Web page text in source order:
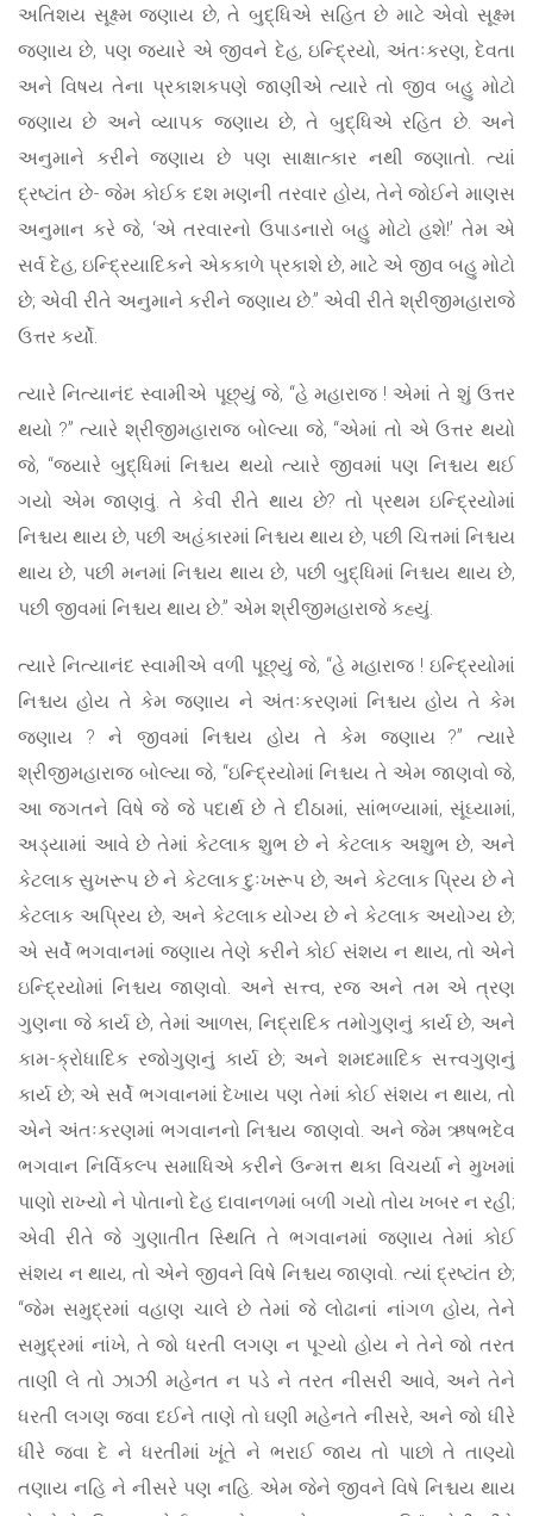
અતિશય સૂક્ષ્મ જણાય છે, તે બુદ્ધિએ સહિત છે માટે એવો સૂક્ષ્મ
જણાય છે, પણ જ્યારે એ જીવને દેહ, ઇન્દ્રિયો, અંતઃકરણ, દેવતા
અને વિષય તેના પ્રકાશકપણે જાણીએ ત્યારે તો જીવ બહુ મોટો
જણાય છે અને વ્યાપક જણાય છે, તે બુદ્ધિએ રહિત છે. અને
અનુમાને કરીને જણાય છે પણ સાક્ષાત્કાર નથી જણાતો. ત્યાં
દ્રષ્ટાંત છે- જેમ કોઈક દશ મણની તરવાર હોય, તેને જોઈને માણસ
અનુમાન કરે જે, ‘એ તરવારનો ઉપાડનારો બહુ મોટો હશે!’ તેમ એ
સર્વ દેહ, ઇન્દ્રિયાદિકને એકકાળે પ્રકાશે છે, માટે એ જીવ બહુ મોટો
છે; એવી રીતે અનુમાને કરીને જણાય છે.” એવી રીતે શ્રીજીમહારાજે
ઉત્તર કર્યો.
ત્યારે નિત્યાનંદ સ્વામીએ પૂછ્યું જે, “હે મહારાજ ! એમાં તે શું ઉત્તર
થયો ?” ત્યારે શ્રીજીમહારાજ બોલ્યા જે, “એમાં તો એ ઉત્તર થયો
જે, “જ્યારે બુદ્ધિમાં નિશ્ચય થયો ત્યારે જીવમાં પણ નિશ્ચય થઈ
ગયો એમ જાણવું. તે કેવી રીતે થાય છે? તો પ્રથમ ઇન્દ્રિયોમાં
નિશ્ચય થાય છે, પછી અહંકારમાં નિશ્ચય થાય છે, પછી ચિત્તમાં નિશ્ચય
થાય છે, પછી મનમાં નિશ્ચય થાય છે, પછી બુદ્ધિમાં નિશ્ચય થાય છે,
પછી જીવમાં નિશ્ચય થાય છે.” એમ શ્રીજીમહારાજે કહ્યું.
ત્યારે નિત્યાનંદ સ્વામીએ વળી પૂછ્યું જે, “હે મહારાજ ! ઇન્દ્રિયોમાં
નિશ્ચય હોય તે કેમ જણાય ને અંતઃકરણમાં નિશ્ચય હોય તે કેમ
જણાય ? ને જીવમાં નિશ્ચય હોય તે કેમ જણાય ?” ત્યારે
શ્રીજીમહારાજ બોલ્યા જે, “ઇન્દ્રિયોમાં નિશ્ચય તે એમ જાણવો જે,
આ જગતને વિષે જે જે પદાર્થ છે તે દીઠામાં, સાંભળ્યામાં, સૂંઘ્યામાં,
અડ્યામાં આવે છે તેમાં કેટલાક શુભ છે ને કેટલાક અશુભ છે, અને
કેટલાક સુખરૂપ છે ને કેટલાક દુઃખરૂપ છે, અને કેટલાક પ્રિય છે ને
કેટલાક અપ્રિય છે, અને કેટલાક યોગ્ય છે ને કેટલાક અયોગ્ય છે;
એ સર્વે ભગવાનમાં જણાય તેણે કરીને કોઈ સંશય ન થાય, તો એને
ઇન્દ્રિયોમાં નિશ્ચય જાણવો. અને સત્ત્વ, રજ અને તમ એ ત્રણ
ગુણના જે કાર્ય છે, તેમાં આળસ, નિદ્રાદિક તમોગુણનું કાર્ય છે, અને
કામ-ક્રોધાદિક રજોગુણનું કાર્ય છે; અને શમદમાદિક સત્ત્વગુણનું
કાર્ય છે; એ સર્વે ભગવાનમાં દેખાય પણ તેમાં કોઈ સંશય ન થાય, તો
એને અંતઃકરણમાં ભગવાનનો નિશ્ચય જાણવો. અને જેમ ઋષભદેવ
ભગવાન નિર્વિકલ્પ સમાધિએ કરીને ઉન્મત્ત થકા વિચર્યા ને મુખમાં
પાણો રાખ્યો ને પોતાનો દેહ દાવાનળમાં બળી ગયો તોય ખબર ન રહી;
એવી રીતે જે ગુણાતીત સ્થિતિ તે ભગવાનમાં જણાય તેમાં કોઈ
સંશય ન થાય, તો એને જીવને વિષે નિશ્ચય જાણવો. ત્યાં દ્રષ્ટાંત છે;
“જેમ સમુદ્રમાં વહાણ ચાલે છે તેમાં જે લોઢાનાં નાંગળ હોય, તેને
સમુદ્રમાં નાંખે, તે જો ધરતી લગણ ન પૂગ્યો હોય ને તેને જો તરત
તાણી લે તો ઝાઝી મહેનત ન પડે ને તરત નીસરી આવે, અને તેને
ધરતી લગણ જવા દઈને તાણે તો ઘણી મહેનતે નીસરે, અને જો ધીરે
ધીરે જવા દે ને ધરતીમાં ખૂંતે ને ભરાઈ જાય તો પાછો તે તાણ્યો
તણાય નહિ ને નીસરે પણ નહિ. એમ જેને જીવને વિષે નિશ્ચય થાય